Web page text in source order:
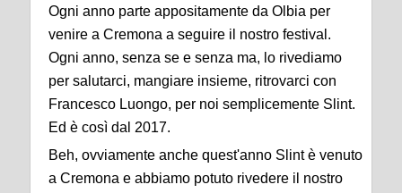
Ogni anno parte appositamente da Olbia per
venire a Cremona a seguire il nostro festival.
Ogni anno, senza se e senza ma, lo rivediamo
per salutarci, mangiare insieme, ritrovarci con
Francesco Luongo, per noi semplicemente Slint.
Ed è così dal 2017.
Beh, ovviamente anche quest'anno Slint è venuto
a Cremona e abbiamo potuto rivedere il nostro